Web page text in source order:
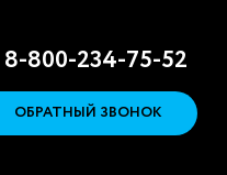
8-800-234-75-52
ОБРАТНЫЙ ЗВОНОК